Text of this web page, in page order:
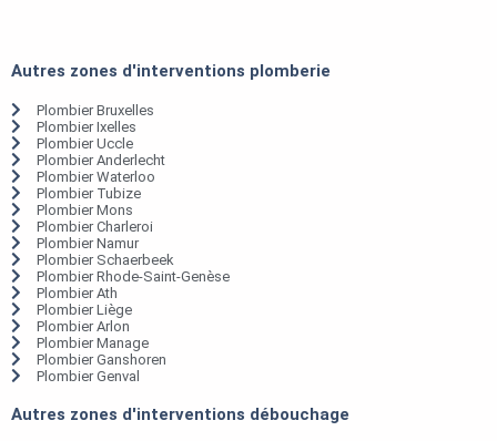
Autres zones d'interventions plomberie
Plombier Bruxelles
Plombier Ixelles
Plombier Uccle
Plombier Anderlecht
Plombier Waterloo
Plombier Tubize
Plombier Mons
Plombier Charleroi
Plombier Namur
Plombier Schaerbeek
Plombier Rhode-Saint-Genèse
Plombier Ath
Plombier Liège
Plombier Arlon
Plombier Manage
Plombier Ganshoren
Plombier Genval
Autres zones d'interventions débouchage